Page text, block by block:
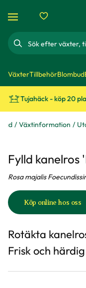
Sök
VäxterTillbehörBlombud
Tujahäck - köp 20
råd Växtinformation
Fylld kanelros
Rosa majalis
Köp online hos oss
Rotäkta
Frisk och